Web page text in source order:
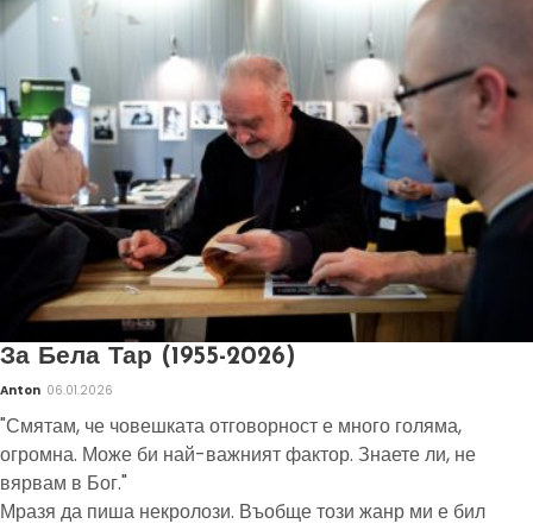
За Бела Тар (1955-2026)
Anton 06.01.2026
"Смятам, че човешката отговорност е много голяма,
огромна. Може би най-важният фактор. Знаете ли, не
вярвам в Бог."
Мразя да пиша некролози. Въобще този жанр ми е бил